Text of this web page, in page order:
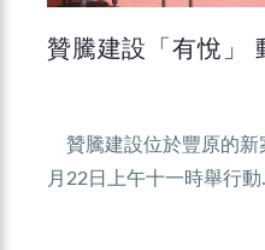
贊騰建設「有悅」
贊騰建設位於豐原的新
月22日上午十一時舉行動